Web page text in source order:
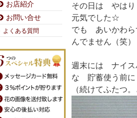
その日は やは
元気でした☆
でも あいかわ
んでません（笑）
週末には ナイス
な 貯蓄使う前に
（続けてふたつ。
お店紹介
お問い合せ
よくある質問